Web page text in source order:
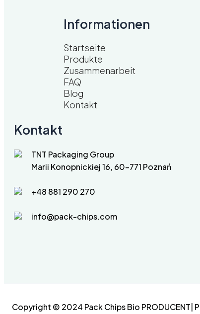
Informationen
Startseite
Produkte
Zusammenarbeit
FAQ
Blog
Kontakt
Kontakt
TNT Packaging Group
Marii Konopnickiej 16, 60-771 Poznań
+48 881 290 270
info@pack-chips.com
Copyright © 2024 Pack Chips Bio PRODUCENT|